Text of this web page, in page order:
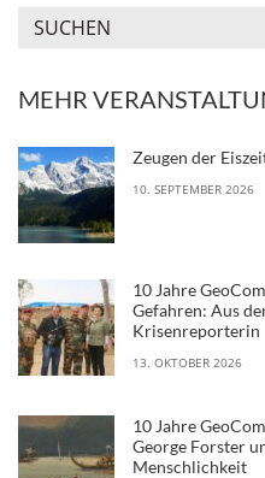
MEHR
Zeugen der
10. SEPTEMBER 2026
10 Jahre
Gefahren: Aus
Krisenreporterin
13. OKTOBER 2026
10 Jahre
George Forster
Menschlichkeit